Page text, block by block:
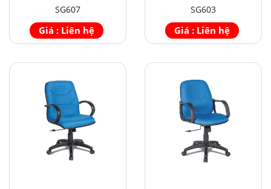
SG607
Giá : Liên hệ
SG603
Giá : Liên hệ